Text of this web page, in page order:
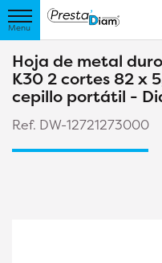
Hoja de metal
K30 2 cortes 82 x
cepillo portátil -
Ref. DW-12721273000